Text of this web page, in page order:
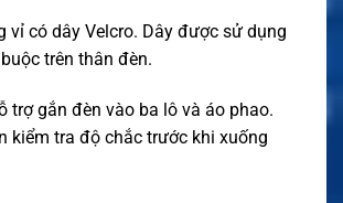
vỉ có dây Velcro. Dây được sử dụng
trên thân đèn.
trợ gắn đèn vào ba lô và áo phao.
kiểm tra độ chắc trước khi xuống